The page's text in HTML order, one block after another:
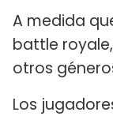
A medida
battle
otros
Los